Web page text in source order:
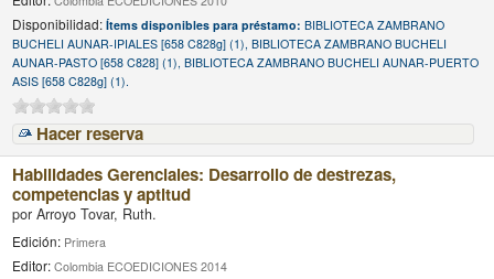
Disponibilidad:Ítems disponibles para préstamo:BIBLIOTECA ZAMBRANO
BUCHELI AUNAR-IPIALES [658 C828g] (1), BIBLIOTECA ZAMBRANO BUCHELI
AUNAR-PASTO [658 C828] (1), BIBLIOTECA ZAMBRANO BUCHELI AUNAR-PUERTO
ASIS [658 C828g] (1).
Hacer reserva
Habilidades Gerenciales: Desarrollo de destrezas,
competencias y aptitud
porArroyo Tovar, Ruth.
Edición: Primera
Editor:Colombia ECOEDICIONES 2014